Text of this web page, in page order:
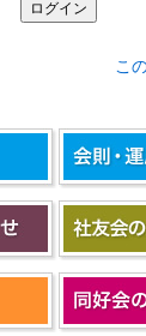
こ